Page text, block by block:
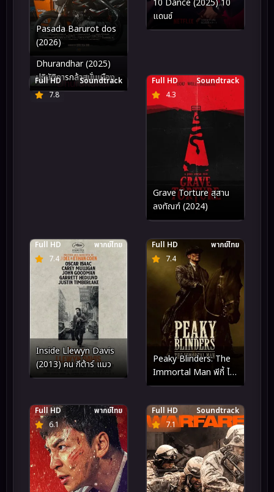
Pasada Barurot dos
(2026)
แดนซ์
7.8
Full HD Soundtrack
Dhurandhar (2025)
ปฏิบัติการกล้าสนั่นเมือง
4.3
Full HD Soundtrack
Grave Torture สุสาน
ลงทัณฑ์ (2024)
7.4
Full HD พากย์ไทย
Inside Llewyn Davis
(2013) คน กีต้าร์ แมว
7.4
Full HD พากย์ไทย
Peaky Blinders: The
Immortal Man พีกี้ ไบ
ลน์เดอร์ส: ชายผู้เป็นอมตะ
6.1
Full HD พากย์ไทย
7.1
Full HD Soundtrack